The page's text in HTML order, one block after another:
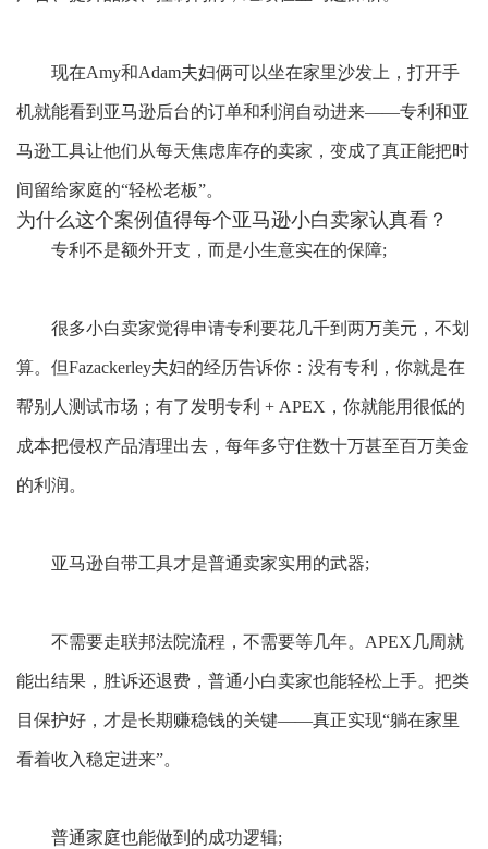
现在Amy和Adam夫妇俩可以坐在家里沙发上，打开手
机就能看到亚马逊后台的订单和利润自动进来——专利和亚
马逊工具让他们从每天焦虑库存的卖家，变成了真正能把时
间留给家庭的“轻松老板”。
为什么这个案例值得每个亚马逊小白卖家认真看？
专利不是额外开支，而是小生意实在的保障;
很多小白卖家觉得申请专利要花几千到两万美元，不划
算。但Fazackerley夫妇的经历告诉你：没有专利，你就是在
帮别人测试市场；有了发明专利 + APEX，你就能用很低的
成本把侵权产品清理出去，每年多守住数十万甚至百万美金
的利润。
亚马逊自带工具才是普通卖家实用 的武器;
不需要走联邦法院流程，不需要等几年。 APEX几周就
能出结果，胜诉还退费，普通小白卖家也能轻松上手。把类
目保护好，才是长期赚稳钱的关键——真正实现“躺在家里
看着收入稳定进来”。
普通家庭也能做到的成功逻辑;